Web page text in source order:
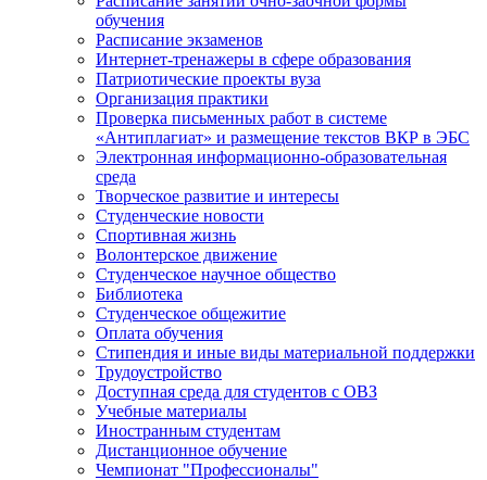
обучения
Расписание экзаменов
Интернет-тренажеры в сфере образования
Патриотические проекты вуза
Организация практики
Проверка письменных работ в системе
«Антиплагиат» и размещение текстов ВКР в ЭБС
Электронная информационно-образовательная
среда
Творческое развитие и интересы
Студенческие новости
Спортивная жизнь
Волонтерское движение
Студенческое научное общество
Библиотека
Студенческое общежитие
Оплата обучения
Стипендия и иные виды материальной поддержки
Трудоустройство
Доступная среда для студентов с ОВЗ
Учебные материалы
Иностранным студентам
Дистанционное обучение
Чемпионат "Профессионалы"